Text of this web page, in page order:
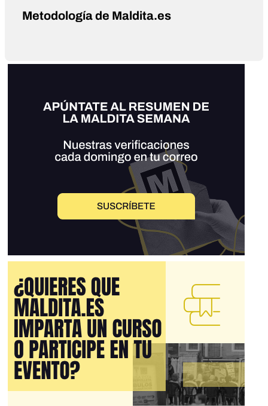
Metodología de Maldita.es